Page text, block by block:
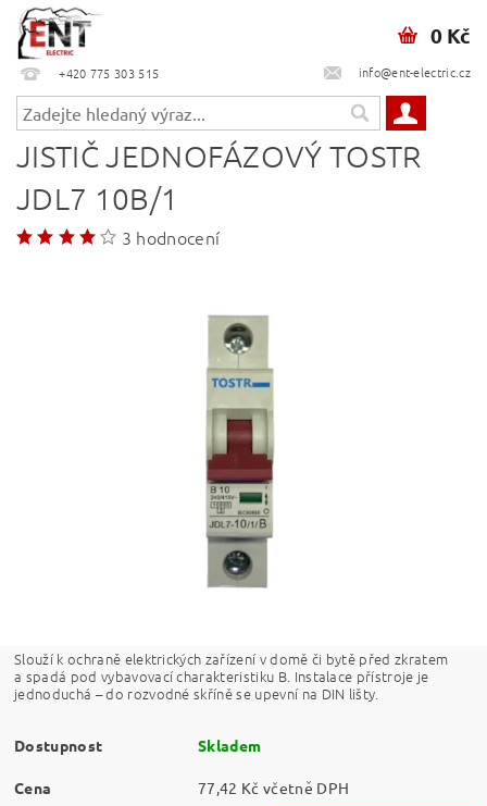
+420 775 303 515 info@ent-electric.cz
0 Kč
JISTIČ JEDNOFÁZOVÝ TOSTR
JDL7 10B/1
3 hodnocení
Slouží k ochraně elektrických zařízení v domě či bytě před zkratem
a spadá pod vybavovací charakteristiku B. Instalace přístroje je
jednoduchá – do rozvodné skříně se upevní na DIN lišty.
Dostupnost Skladem
Cena 77,42 Kč včetně DPH